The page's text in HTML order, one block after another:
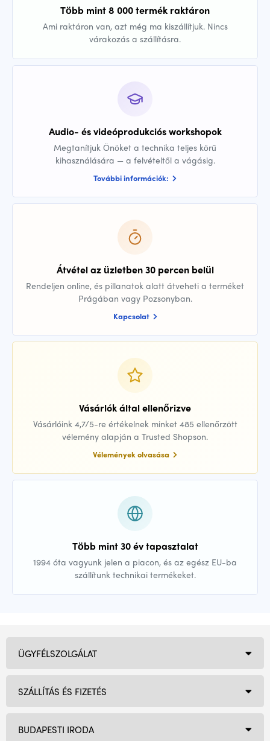
Több mint 8 000 termék raktáron
Ami raktáron van, azt még ma kiszállítjuk. Nincs
várakozás a szállításra.
Audio- és videóprodukciós workshopok
Megtanítjuk Önöket a technika teljes körű
kihasználására — a felvételtől a vágásig.
További információk:
Átvétel az üzletben 30 percen belül
Rendeljen online, és pillanatok alatt átveheti a terméket
Prágában vagy Pozsonyban.
Kapcsolat
Vásárlók által ellenőrizve
Vásárlóink 4,7/5-re értékelnek minket 485 ellenőrzött
vélemény alapján a Trusted Shopson.
Vélemények olvasása
Több mint 30 év tapasztalat
1994 óta vagyunk jelen a piacon, és az egész EU-ba
szállítunk technikai termékeket.
BUDAPESTI IRODA
ÜGYFÉLSZOLGÁLAT
SZÁLLÍTÁS ÉS FIZETÉS